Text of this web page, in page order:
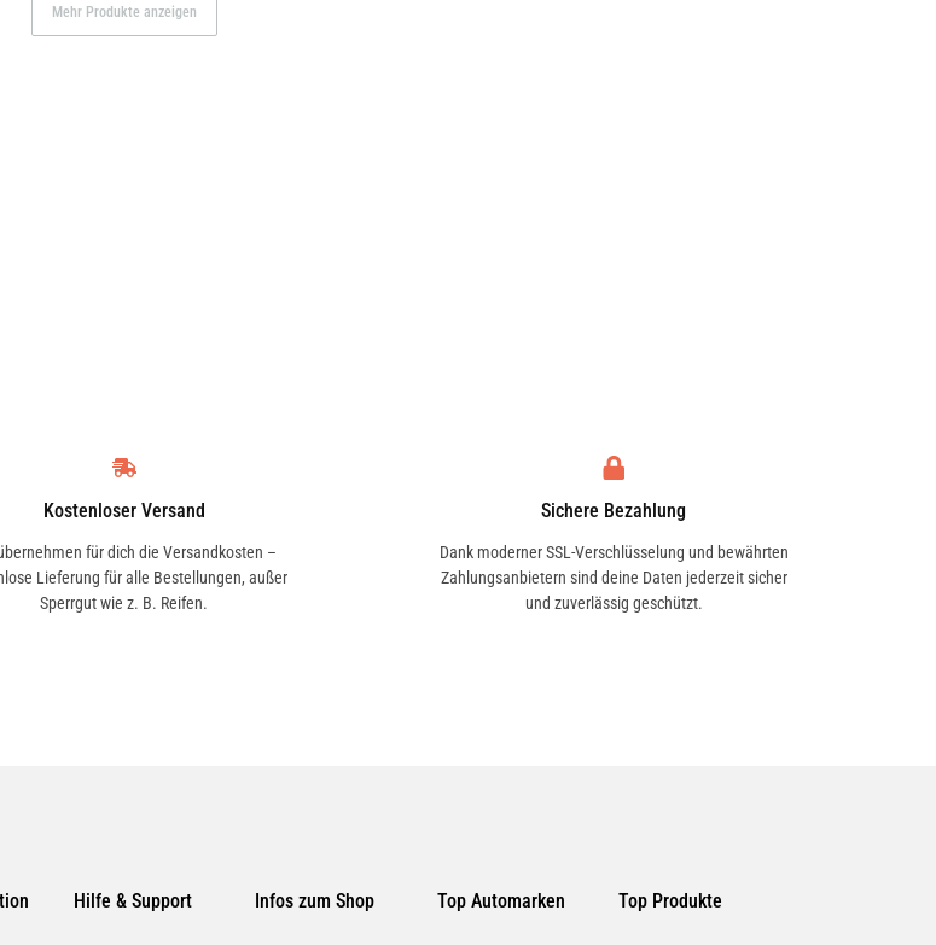
Mehr Produkte anzeigen
Kostenloser Versand
für dich die Versandkosten –
Lieferung für alle Bestellungen, außer
Sperrgut wie z. B. Reifen.
Sichere Bezahlung
Dank moderner SSL-Verschlüsselung und bewährten
Zahlungsanbietern sind deine Daten jederzeit sicher
und zuverlässig geschützt.
Hilfe & Support Infos zum Shop Top Automarken Top Produkte